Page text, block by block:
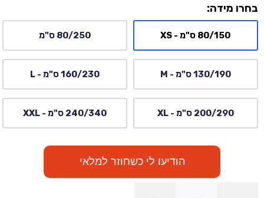
בחרו מידה:
80/150 ס"מ - XS 80/250 ס"מ
130/190 ס"מ - M 160/230 ס"מ - L
200/290 ס"מ - XL 240/340 ס"מ - XXL
הודיעו לי כשחוזר למלאי